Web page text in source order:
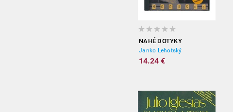
NAHÉ DOTYKY
Janko Lehotský
14.24 €